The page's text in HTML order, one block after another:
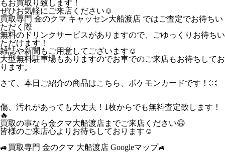
もお買取り致します！
ぜひお気軽にご来店ください☺
買取専門 金のクマ キャッセン大船渡店 ではご査定でお待ちい
ただく際
無料のドリンクサービスがありますので、ごゆっくりお待ちい
ただけます！
雑誌や新聞もご用意してございます☺
大型無料駐車場もありますのでお車でのご来店もお待ちしてお
ります。
さて、本日ご紹介の商品はこちら、ポケモンカードです！👏
傷、汚れがあっても大丈夫！1枚からでも無料査定致します！
🔥
買取の事なら金クマ大船渡店までご来店ください😃
皆様のご来店心よりお待ちしております☺
🚙買取専門 金のクマ 大船渡店 Googleマップ🚙